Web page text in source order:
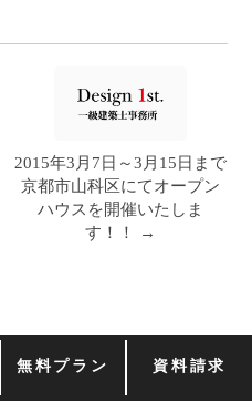
無料プラン 資料請求
2015年3月7日～3月15日まで
京都市山科区にてオープン
ハウスを開催いたしま
す！！ →